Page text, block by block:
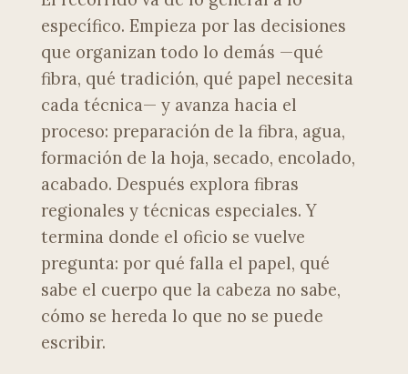
específico. Empieza por las decisiones
que organizan todo lo demás —qué
fibra, qué tradición, qué papel necesita
cada técnica— y avanza hacia el
proceso: preparación de la fibra, agua,
formación de la hoja, secado, encolado,
acabado. Después explora fibras
regionales y técnicas especiales. Y
termina donde el oficio se vuelve
pregunta: por qué falla el papel, qué
sabe el cuerpo que la cabeza no sabe,
cómo se hereda lo que no se puede
escribir.